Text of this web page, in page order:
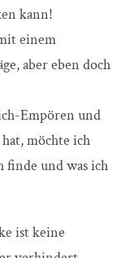
kann!
einem
aber eben doch
Empören und
möchte ich
finde und was ich
ist keine